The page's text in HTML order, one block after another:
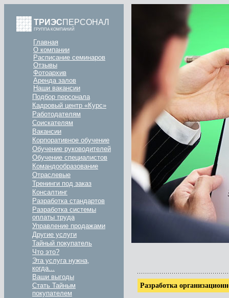
ТРИЭСПЕРСОНАЛ
ГРУППА КОМПАНИЙ
Главная
О компании
Расписание семинаров
Отзывы
Фотоархив
Аренда залов
Наши вакансии
Подбор персонала
Кадровый центр «Курс»
Работодателям
Соискателям
Вакансии
Корпоративное обучение
Обучение руководителей
Обучение специалистов
Командообразование
Отраслевые
Тренинги под заказ
Консалтинг
Разработка стандартов
Разработка системы
оплаты труда
Управление продажами
Другие услуги
Тайный покупатель
Что это?
Эта услуга нужна,
когда...
Ваши выгоды
Стать Тайным
покупателем
Разработка